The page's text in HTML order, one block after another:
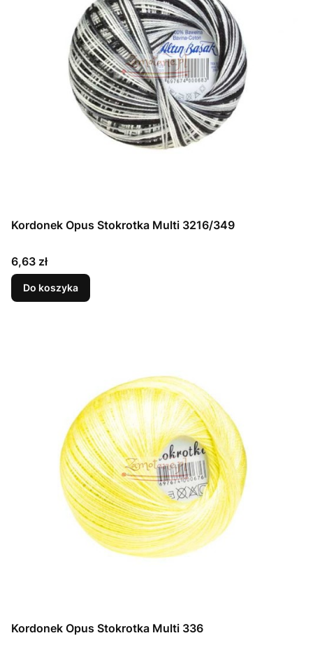
Kordonek Opus Stokrotka Multi 3216/349
Cena
6,63 zł
Do koszyka
Kordonek Opus Stokrotka Multi 336